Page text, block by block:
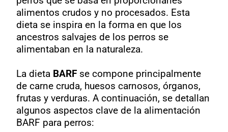
alimentos crudos y no procesados. Esta
dieta se inspira en la forma en que los
ancestros salvajes de los perros se
alimentaban en la naturaleza.
La dieta BARF se compone principalmente
de carne cruda, huesos carnosos, órganos,
frutas y verduras. A continuación, se detallan
algunos aspectos clave de la alimentación
BARF para perros: